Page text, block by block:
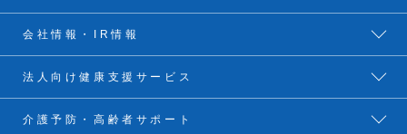
会社情報・IR情報
法人向け健康支援サービス
介護予防・高齢者サポート